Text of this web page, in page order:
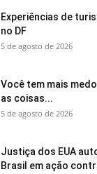
Experiências de
no DF
5 de agosto de 2026
Você tem mais
as coisas...
5 de agosto de 2026
Justiça dos EUA
Brasil em ação